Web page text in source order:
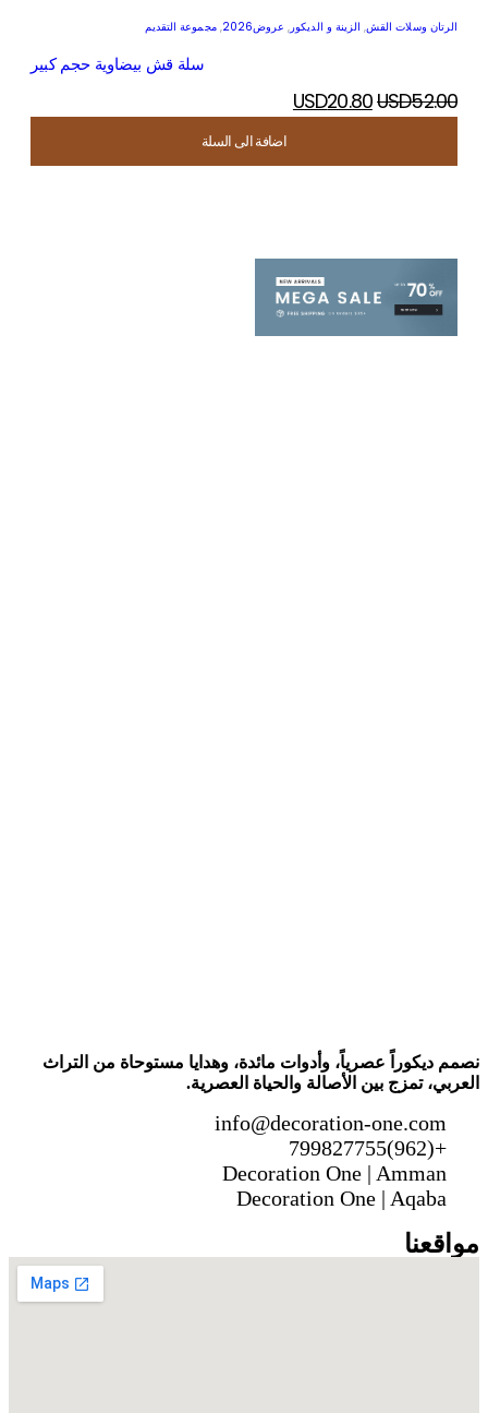
اضافة الى السلة
اضافة الى السلة
اضافة الى السلة
اضافة الى السلة
الرتان وسلات القش, الزينة و الديكور, عروض2026 ,مجموعة التقديم
سلة قش بيضاوية حجم كبير
USD52.00
USD20.80
نصمم ديكوراً عصرياً، وأدوات مائدة، وهدايا مستوحاة من التراث
العربي، تمزج بين الأصالة والحياة العصرية.
info@decoration-one.com
+(962)799827755
Decoration One | Amman
Decoration One | Aqaba
مواقعنا